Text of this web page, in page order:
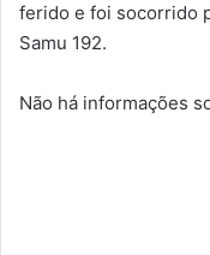
ferido e foi socorrido
Samu 192.
Não há informações